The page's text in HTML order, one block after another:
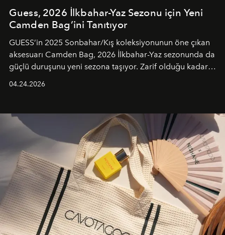
Guess, 2026 İlkbahar-Yaz Sezonu için Yeni
Camden Bag’ini Tanıtıyor
GUESS’in 2025 Sonbahar/Kış koleksiyonunun öne çıkan
aksesuarı Camden Bag, 2026 İlkbahar-Yaz sezonunda da
güçlü duruşunu yeni sezona taşıyor. Zarif olduğu kadar
04.24.2026